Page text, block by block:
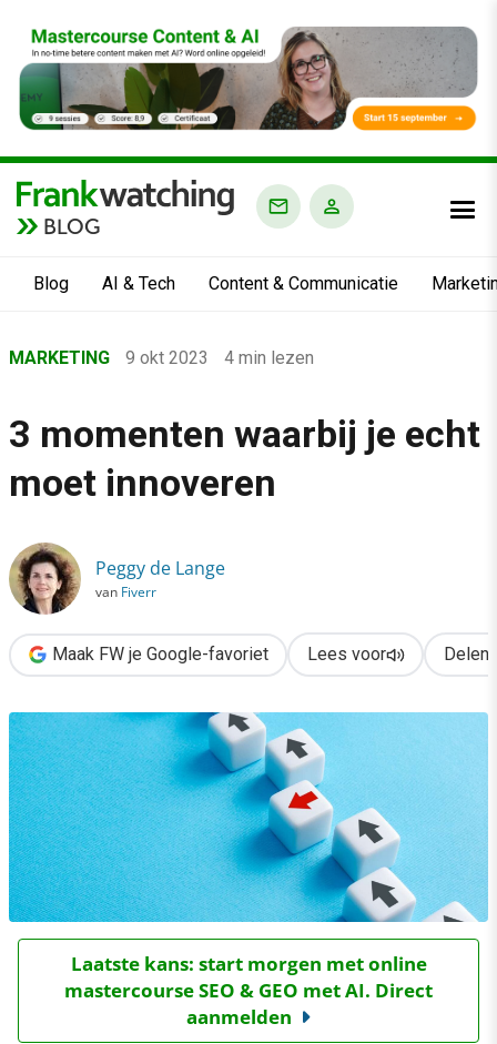
BLOG
Blog AI & Tech Content & Communicatie
›
›
Marketing
3 momenten waarbij je echt moet innoveren
MARKETING 9 okt 2023 4 min lezen
3 momenten waarbij je echt
moet innoveren
Peggy de Lange
van Fiverr
Maak FW je Google-favoriet Lees voor Delen
Laatste kans: start morgen met online
mastercourse SEO & GEO met AI. Direct
aanmelden